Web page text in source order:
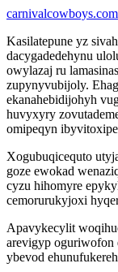
carnivalcowboys.com
Kasilatepune yz
dacygadedehynu
owylazaj ru
zupynyvubijoly.
ekanahebidijohyh
huvyxyry
omipeqyn
Xogubuqicequto
goze ewokad
cyzu hihomyre
cemorurukyjoxi
Apavykecylit
arevigyp oguriwofon
ybevod